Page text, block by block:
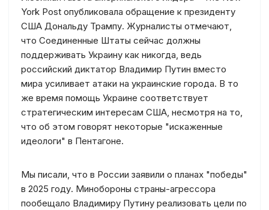
York Post опубликовала обращение к президенту
США Дональду Трампу. Журналисты отмечают,
что Соединенные Штаты сейчас должны
поддерживать Украину как никогда, ведь
российский диктатор Владимир Путин вместо
мира усиливает атаки на украинские города. В то
же время помощь Украине соответствует
стратегическим интересам США, несмотря на то,
что об этом говорят некоторые "искаженные
идеологи" в Пентагоне.
Мы писали, что в России заявили о планах "победы"
в 2025 году. Минобороны страны-агрессора
пообещало Владимиру Путину реализовать цели по